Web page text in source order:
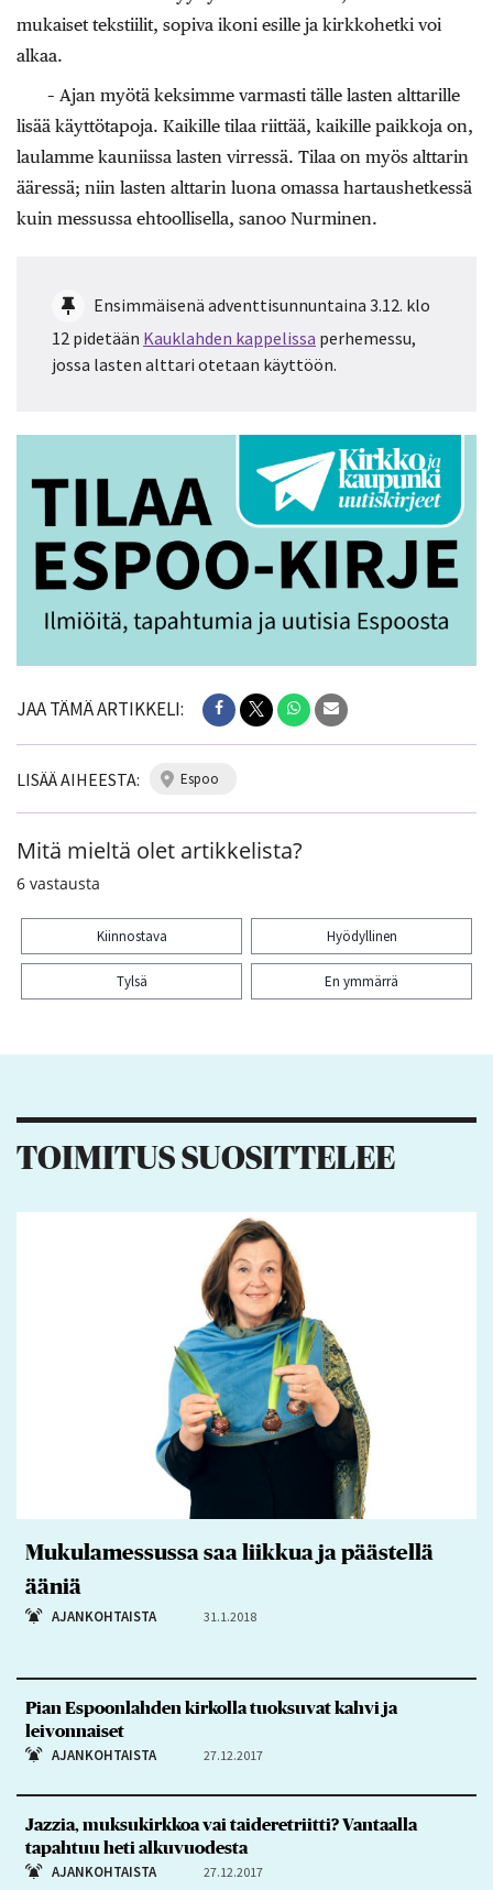
mukaiset tekstiilit, sopiva ikoni esille ja kirkkohetki voi
alkaa.
– Ajan myötä keksimme varmasti tälle lasten alttarille
lisää käyttötapoja. Kaikille tilaa riittää, kaikille paikkoja on,
laulamme kauniissa lasten virressä. Tilaa on myös alttarin
ääressä; niin lasten alttarin luona omassa hartaushetkessä
kuin messussa ehtoollisella, sanoo Nurminen.
Ensimmäisenä adventtisunnuntaina 3.12. klo
12 pidetään Kauklahden kappelissa perhemessu,
jossa lasten alttari otetaan käyttöön.
JAA TÄMÄ ARTIKKELI:
LISÄÄ AIHEESTA: espoo
Mitä mieltä olet artikkelista?
6 vastausta
Kiinnostava Hyödyllinen
Tylsä En ymmärrä
TOIMITUS SUOSITTELEE
Mukulamessussa saa liikkua ja päästellä
ääniä
AJANKOHTAISTA 31.1.2018
Pian Espoonlahden kirkolla tuoksuvat kahvi ja
leivonnaiset
AJANKOHTAISTA 27.12.2017
Jazzia, muksukirkkoa vai taideretriitti? Vantaalla
tapahtuu heti alkuvuodesta
AJANKOHTAISTA 27.12.2017